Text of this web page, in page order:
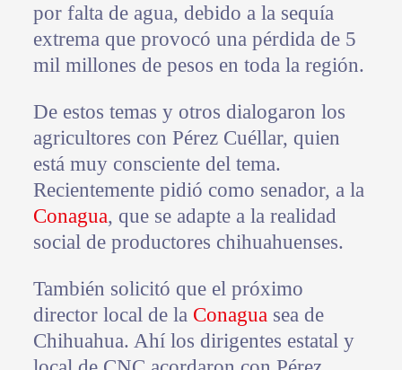
por falta de agua, debido a la sequía
extrema que provocó una pérdida de 5
mil millones de pesos en toda la región.
De estos temas y otros dialogaron los
agricultores con Pérez Cuéllar, quien
está muy consciente del tema.
Recientemente pidió como senador, a la
Conagua, que se adapte a la realidad
social de productores chihuahuenses.
También solicitó que el próximo
director local de la Conaguasea de
Chihuahua. Ahí los dirigentes estatal y